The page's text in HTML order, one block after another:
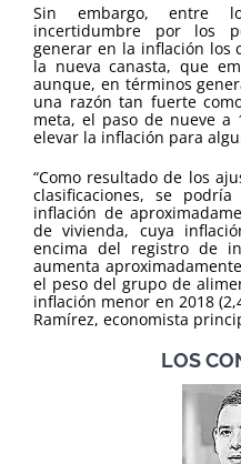
Sin embargo, entre
incertidumbre por los
generar en la inflación los
la nueva canasta, que
aunque, en términos
una razón tan fuerte
meta, el paso de nueve a
elevar la inflación para
“Como resultado de los
clasificaciones, se
inflación de
de vivienda, cuya
encima del registro de
aumenta
el peso del grupo de
inflación menor en 2018
Ramírez, economista
LOS